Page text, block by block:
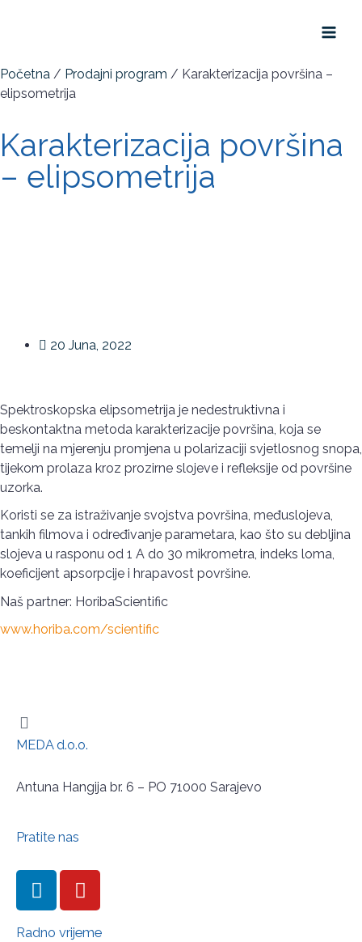
Početna / Prodajni program / Karakterizacija površina –
elipsometrija
Karakterizacija površina
– elipsometrija
20 Juna, 2022
Spektroskopska elipsometrija je nedestruktivna i
beskontaktna metoda karakterizacije površina, koja se
temelji na mjerenju promjena u polarizaciji svjetlosnog snopa,
tijekom prolaza kroz prozirne slojeve i refleksije od površine
uzorka.
Koristi se za istraživanje svojstva površina, međuslojeva,
tankih filmova i određivanje parametara, kao što su debljina
slojeva u rasponu od 1 A do 30 mikrometra, indeks loma,
koeficijent apsorpcije i hrapavost površine.
Naš partner: HoribaScientific
www.horiba.com/scientific
MEDA d.o.o.
Antuna Hangija br. 6 – PO 71000 Sarajevo
Pratite nas
Radno vrijeme